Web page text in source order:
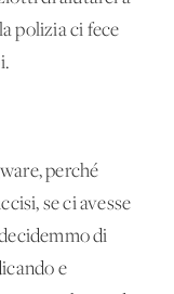
polizia ci fece
perché
se ci avesse
di
e